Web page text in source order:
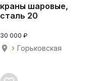
краны шаровые,
сталь 20
30 000 ₽
Горьковская